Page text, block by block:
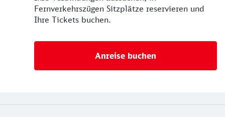
Fernverkehrszügen Sitzplätze reservieren und
Ihre Tickets buchen.
Anreise buchen